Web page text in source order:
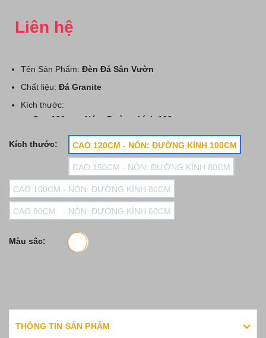
Liên hệ
Tên Sản Phẩm: Đèn Đá Sân Vườn
Chất liệu: Đá Granite
Kích thước:
Cao 120cm - Nón: Đường kính 100cm
Cao 150cm - Nón: Đường kính 80cm
Cao 100cm - Nón: Đường kính 80cm
Cao 80cm - Nón: Đường kính 60cm
Kích thước: CAO 120CM - NÓN: ĐƯỜNG KÍNH 100CM
CAO 150CM - NÓN: ĐƯỜNG KÍNH 80CM
CAO 100CM - NÓN: ĐƯỜNG KÍNH 80CM
CAO 80CM - NÓN: ĐƯỜNG KÍNH 60CM
Màu sắc:
THÔNG TIN SẢN PHẨM